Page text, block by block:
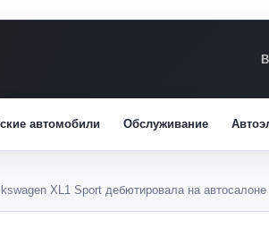
автомобили Обслуживание
XL1 Sport дебютировала на